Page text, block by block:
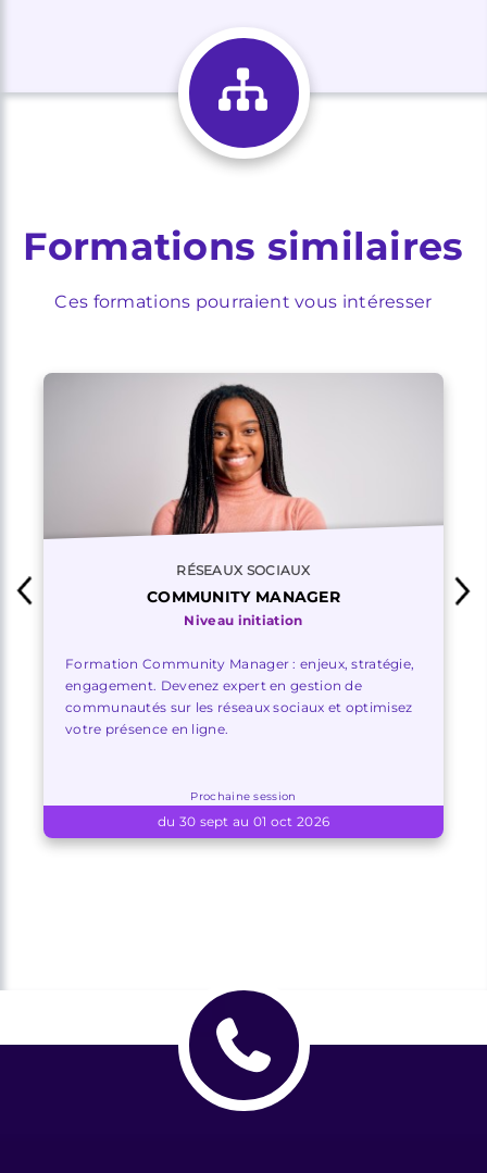
Formations similaires
Ces formations pourraient vous intéresser
RÉSEAUX SOCIAUX
COMMUNITY MANAGER
Niveau initiation
Formation Community Manager : enjeux, stratégie,
engagement. Devenez expert en gestion de
communautés sur les réseaux sociaux et optimisez
votre présence en ligne.
Prochaine session
du 30 sept au 01 oct 2026